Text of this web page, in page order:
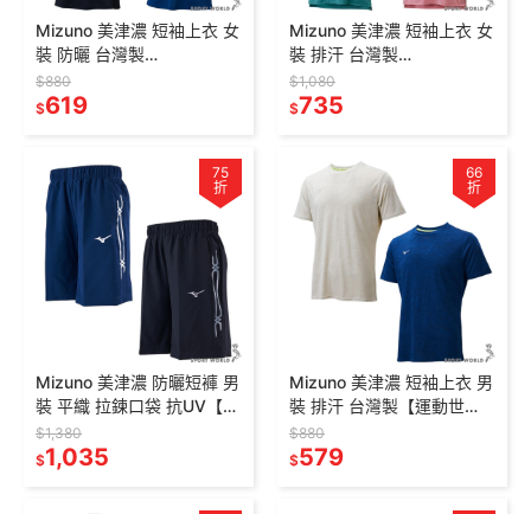
Mizuno 美津濃 短袖上衣 女
裝 防曬 台灣製
J2TAD20401/J2TAD2040
9/J2TAD20411
$880
$619
Mizuno 美津濃 短袖上衣 女
裝 排汗 台灣製
J2TAD20309/J2TAD203
33/J2TAD20365
$1,080
$735
75
折
Mizuno 美津濃 防曬短褲 男
裝 平織 拉鍊口袋 抗UV【運
動世界】
32TBD05614/32TBD056
$1,380
$1,035
66
折
Mizuno 美津濃 短袖上衣 男
裝 排汗 台灣製【運動世
界】
J2TAD00502/J2TAD0051
$880
$579